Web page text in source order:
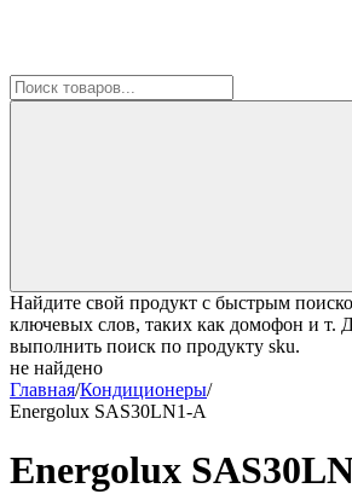
Найдите свой продукт с быстрым
ключевых слов, таких как домофон и т.
выполнить поиск по продукту sku.
не найдено
Главная/Кондиционеры/
Energolux SAS30LN1-A
Energolux